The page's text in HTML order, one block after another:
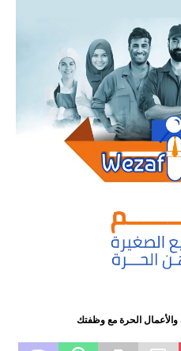
والأعمال الحرة مع وظفتك